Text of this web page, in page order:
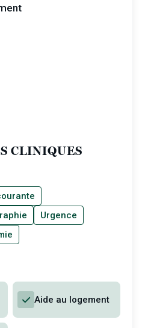
CLINIQUES
Urgence
Aide au logement